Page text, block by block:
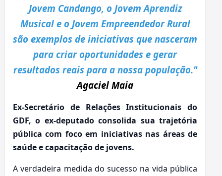
Jovem Candango, o Jovem Aprendiz
Musical e o Jovem Empreendedor Rural
são exemplos de iniciativas que nasceram
para criar oportunidades e gerar
resultados reais para a nossa população."
Agaciel Maia
Ex-Secretário de Relações Institucionais do
GDF, o ex-deputado consolida sua trajetória
pública com foco em iniciativas nas áreas de
saúde e capacitação de jovens.
A verdadeira medida do sucesso na vida pública